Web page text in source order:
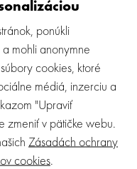
| Sada ZAJAČIK a
vůně BABY COLOGNE
ml
Skladom
31 €
ponúkli
mohli anonymne
cookies, ktoré
médiá, inzerciu a
"Upraviť
zmeniť v pätičke webu.
Zásadách ochrany
cookies.